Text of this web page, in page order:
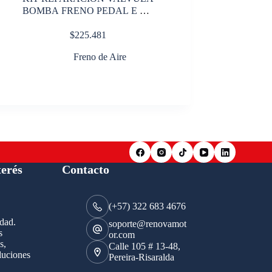
BOMBA FRENO PEDAL E 6 B
$225.481
Freno de Aire
Contacto
(+57) 322 683 4676
soporte@renovamot
or.com
Calle 105 # 13-48,
Pereira-Risaralda